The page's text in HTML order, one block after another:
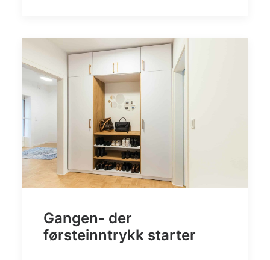
Gangen- der
førsteinntrykk starter